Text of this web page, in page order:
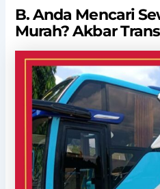
B. Anda Mencari
Murah? Akbar